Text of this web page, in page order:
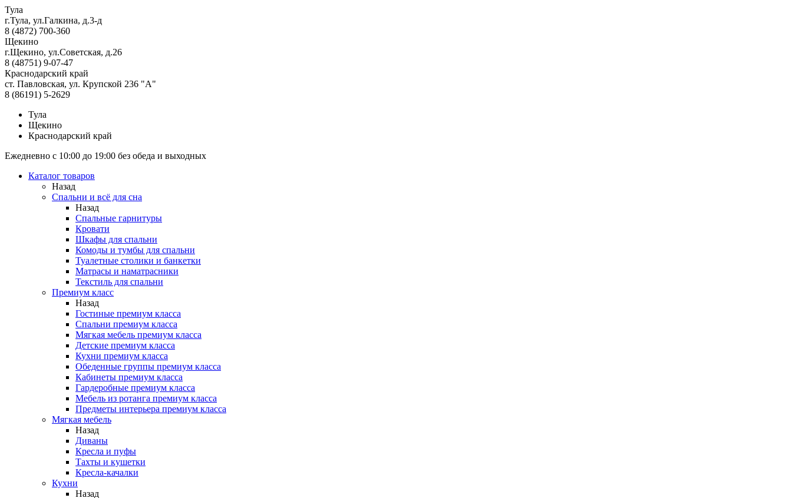
Тула
г.Тула, ул.Галкина, д.3-д
8 (4872) 700-360
Щекино
г.Щекино, ул.Советская, д.26
8 (48751) 9-07-47
Краснодарский край
ст. Павловская, ул. Крупской 236 "А"
8 (86191) 5-2629
Тула
Щекино
Краснодарский край
Ежедневно с 10:00 до 19:00 без обеда и выходных
Каталог товаров
Назад
Спальни и всё для сна
Назад
Спальные гарнитуры
Кровати
Шкафы для спальни
Комоды и тумбы для спальни
Туалетные столики и банкетки
Матрасы и наматрасники
Текстиль для спальни
Премиум класс
Назад
Гостиные премиум класса
Спальни премиум класса
Мягкая мебель премиум класса
Детские премиум класса
Кухни премиум класса
Обеденные группы премиум класса
Кабинеты премиум класса
Гардеробные премиум класса
Мебель из ротанга премиум класса
Предметы интерьера премиум класса
Мягкая мебель
Назад
Диваны
Кресла и пуфы
Тахты и кушетки
Кресла-качалки
Кухни
Назад